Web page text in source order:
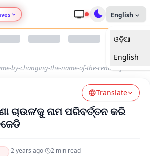
Argus Nari Shakti
Argus Health Connect
Argus Swaad Odisha
English
ଓଡ଼ିଆ
English
by-changing-the-name-of-the-centres-free-rice
Translate
ଚାଉଳ’କୁ ନାମ ପରିବର୍ତ୍ତନ କରି
·2 years ago· 2 min read